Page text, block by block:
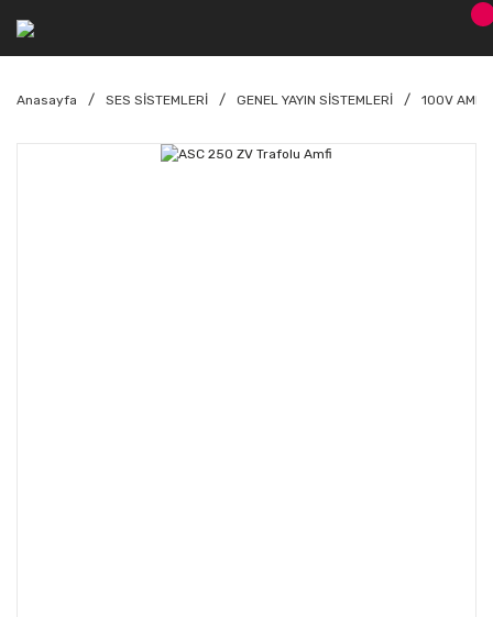
Anasayfa SES SİSTEMLERİ GENEL YAYIN SİSTEMLERİ 100V